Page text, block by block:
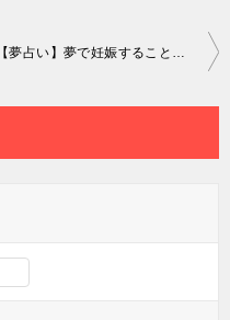
【夢占い】夢で妊娠することの意味は？